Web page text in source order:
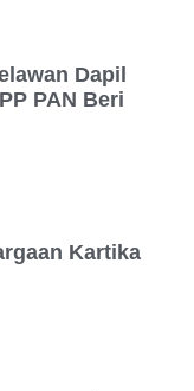
Dapil
PAN Beri
Kartika